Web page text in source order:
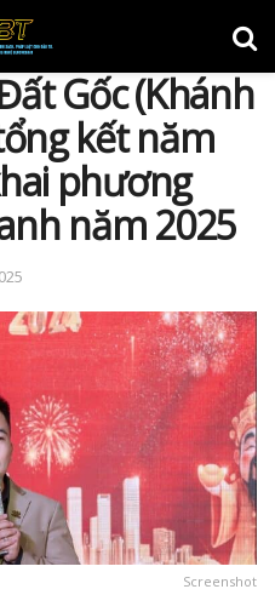
Gốc (Khánh
kết năm
phương
năm 2025
Screenshot